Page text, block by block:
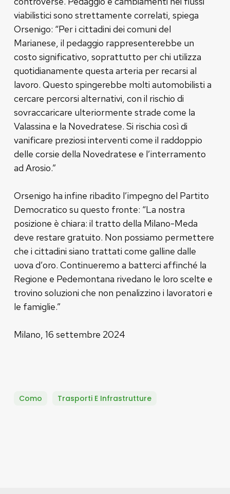
viabilistici sono strettamente correlati, spiega
Orsenigo: “Per i cittadini dei comuni del
Marianese, il pedaggio rappresenterebbe un
costo significativo, soprattutto per chi utilizza
quotidianamente questa arteria per recarsi al
lavoro. Questo spingerebbe molti automobilisti a
cercare percorsi alternativi, con il rischio di
sovraccaricare ulteriormente strade come la
Valassina e la Novedratese. Si rischia così di
vanificare preziosi interventi come il raddoppio
delle corsie della Novedratese e l’interramento
ad Arosio.”
Orsenigo ha infine ribadito l’impegno del Partito
Democratico su questo fronte: “La nostra
posizione è chiara: il tratto della Milano-Meda
deve restare gratuito. Non possiamo permettere
che i cittadini siano trattati come galline dalle
uova d’oro. Continueremo a batterci affinché la
Regione e Pedemontana rivedano le loro scelte e
trovino soluzioni che non penalizzino i lavoratori e
le famiglie.”
Milano, 16 settembre 2024
Como Trasporti E Infrastrutture